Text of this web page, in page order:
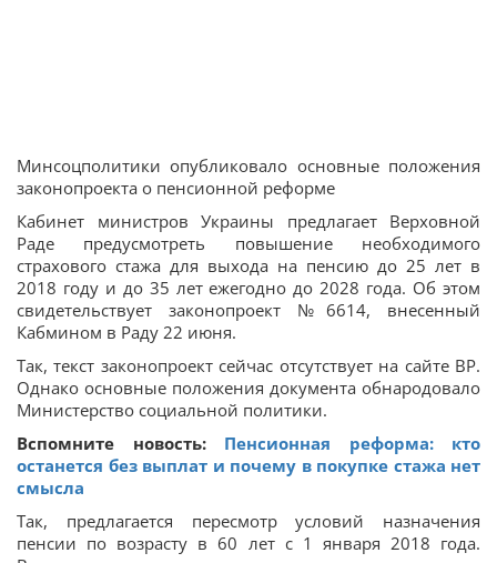
Минсоцполитики опубликовало основные положения
законопроекта о пенсионной реформе
Кабинет министров Украины предлагает Верховной
Раде предусмотреть повышение необходимого
страхового стажа для выхода на пенсию до 25 лет в
2018 году и до 35 лет ежегодно до 2028 года. Об этом
свидетельствует законопроект №6614, внесенный
Кабмином в Раду 22 июня.
Так, текст законопроект сейчас отсутствует на сайте ВР.
Однако основные положения документа обнародовало
Министерство социальной политики.
Вспомните новость: Пенсионная реформа: кто
останется без выплат и почему в покупке стажа нет
смысла
Так, предлагается пересмотр условий назначения
пенсии по возрасту в 60 лет с 1 января 2018 года.